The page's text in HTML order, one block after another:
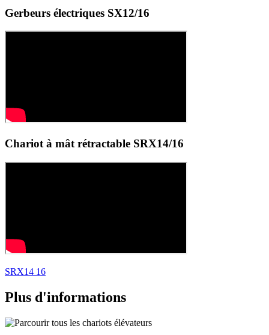
Gerbeurs électriques SX12/16
Chariot à mât rétractable SRX14/16
SRX14 16
Plus d'informations